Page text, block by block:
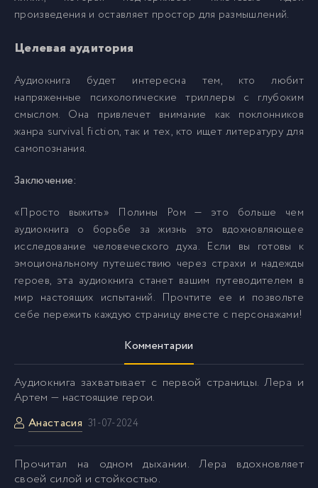
025
26 026
28
29 029
32 032
33 033
34 034
произведения и оставляет простор для размышлений.
Целевая аудитория
Аудиокнига будет интересна тем, кто любит
напряженные психологические триллеры с глубоким
смыслом. Она привлечет внимание как поклонников
жанра survival fiction, так и тех, кто ищет литературу для
самопознания.
Заключение:
«Просто выжить» Полины Ром — это больше чем
аудиокнига о борьбе за жизнь это вдохновляющее
исследование человеческого духа. Если вы готовы к
эмоциональному путешествию через страхи и надежды
героев, эта аудиокнига станет вашим путеводителем в
мир настоящих испытаний. Прочтите ее и позвольте
себе пережить каждую страницу вместе с персонажами!
Комментарии
Аудиокнига захватывает с первой страницы. Лера и
Артем — настоящие герои.
Анастасия 31-07-2024
Прочитал на одном дыхании. Лера вдохновляет
своей силой и стойкостью.